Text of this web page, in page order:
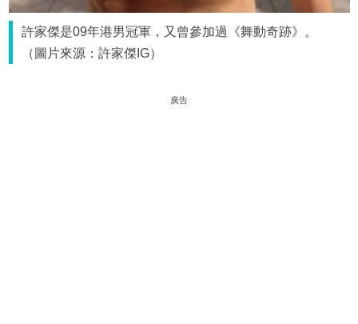
許家傑是09年港男冠軍，又曾參加過《舞動奇跡》。
（圖片來源：許家傑IG）
廣告